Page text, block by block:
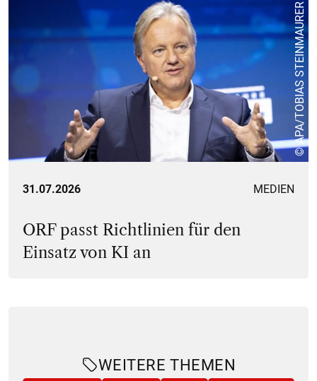
© APA/TOBIAS STEINMAURER
31.07.2026 MEDIEN
ORF passt Richtlinien für den
Einsatz von KI an
WEITERE THEMEN